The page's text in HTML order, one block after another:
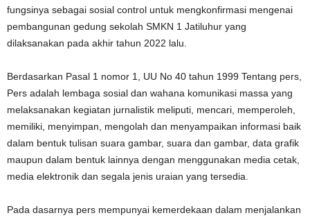
fungsinya sebagai sosial control untuk mengkonfirmasi mengenai
pembangunan gedung sekolah SMKN 1 Jatiluhur yang
dilaksanakan pada akhir tahun 2022 lalu.
Berdasarkan Pasal 1 nomor 1, UU No 40 tahun 1999 Tentang pers,
Pers adalah lembaga sosial dan wahana komunikasi massa yang
melaksanakan kegiatan jurnalistik meliputi, mencari, memperoleh,
memiliki, menyimpan, mengolah dan menyampaikan informasi baik
dalam bentuk tulisan suara gambar, suara dan gambar, data grafik
maupun dalam bentuk lainnya dengan menggunakan media cetak,
media elektronik dan segala jenis uraian yang tersedia.
Pada dasarnya pers mempunyai kemerdekaan dalam menjalankan